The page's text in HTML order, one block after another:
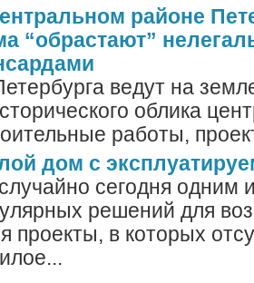
районе
“обрастают”
ведут на
облика
работы,
дом с
сегодня одним
решений для
проекты, в которых